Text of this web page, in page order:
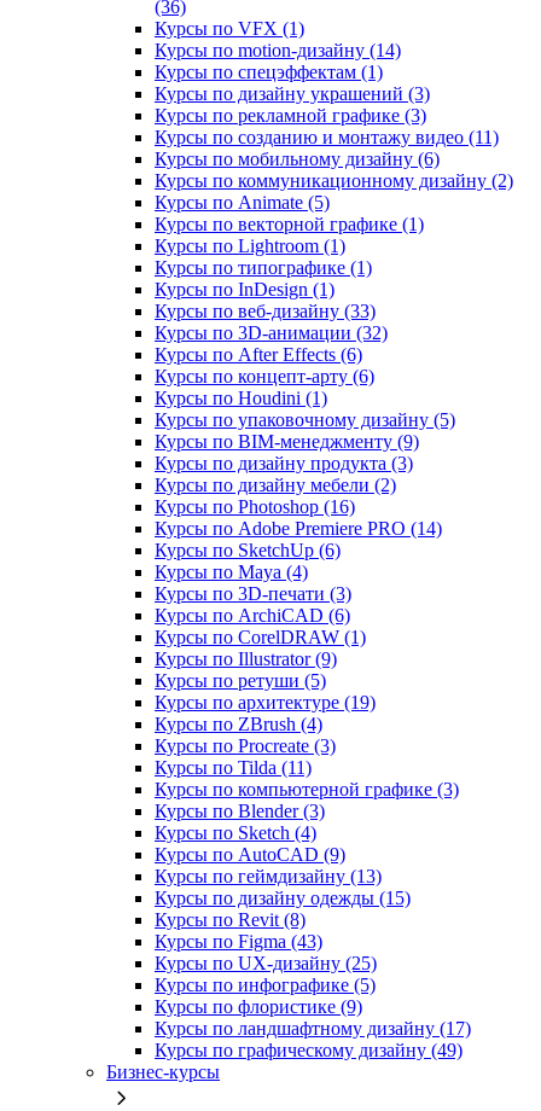
(36)
Курсы по VFX (1)
Курсы по motion-дизайну (14)
Курсы по спецэффектам (1)
Курсы по дизайну украшений (3)
Курсы по рекламной графике (3)
Курсы по созданию и монтажу видео (11)
Курсы по мобильному дизайну (6)
Курсы по коммуникационному дизайну (2)
Курсы по Animate (5)
Курсы по векторной графике (1)
Курсы по Lightroom (1)
Курсы по типографике (1)
Курсы по InDesign (1)
Курсы по веб‑дизайну (33)
Курсы по 3D‑анимации (32)
Курсы по After Effects (6)
Курсы по концепт‑арту (6)
Курсы по Houdini (1)
Курсы по упаковочному дизайну (5)
Курсы по BIM‑менеджменту (9)
Курсы по дизайну продукта (3)
Курсы по дизайну мебели (2)
Курсы по Photoshop (16)
Курсы по Adobe Premiere PRO (14)
Курсы по SketchUp (6)
Курсы по Maya (4)
Курсы по 3D-печати (3)
Курсы по ArchiCAD (6)
Курсы по CorelDRAW (1)
Курсы по Illustrator (9)
Курсы по ретуши (5)
Курсы по архитектуре (19)
Курсы по ZBrush (4)
Курсы по Procreate (3)
Курсы по Tilda (11)
Курсы по компьютерной графике (3)
Курсы по Blender (3)
Курсы по Sketch (4)
Курсы по AutoCAD (9)
Курсы по геймдизайну (13)
Курсы по дизайну одежды (15)
Курсы по Revit (8)
Курсы по Figma (43)
Курсы по UX‑дизайну (25)
Курсы по инфографике (5)
Курсы по флористике (9)
Курсы по ландшафтному дизайну (17)
Курсы по графическому дизайну (49)
Бизнес-курсы